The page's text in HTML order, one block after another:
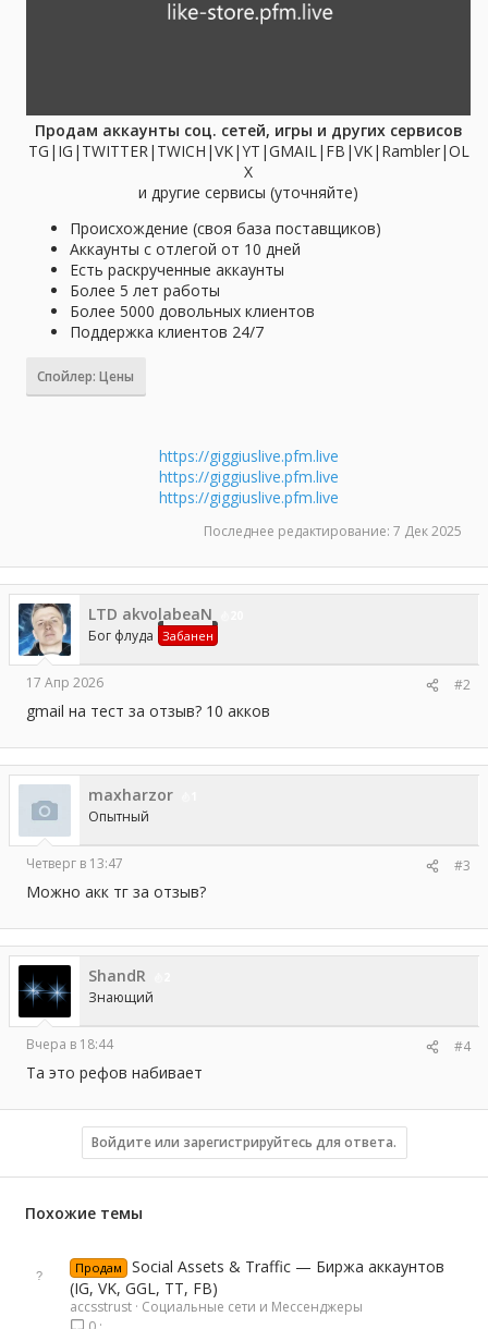
Продам аккаунты соц. сетей, игры и других сервисов
TG|IG|TWITTER|TWICH|VK|YT|GMAIL|FB|VK|Rambler|OL
X
и другие сервисы (уточняйте)​
Происхождение (своя база поставщиков)
Аккаунты с отлегой от 10 дней
Есть раскрученные аккаунты
Более 5 лет работы
Более 5000 довольных клиентов
Поддержка клиентов 24/7
Спойлер: Цены
https://giggiuslive.pfm.live
https://giggiuslive.pfm.live
https://giggiuslive.pfm.live
Последнее редактирование: 7 Дек 2025
LTD akvolabeaN
Бог флуда Забанен
17 Апр 2026 #2
gmail на тест за отзыв? 10 акков
maxharzor
Опытный
Четверг в 13:47 #3
Можно акк тг за отзыв?
ShandR
Знающий
Вчера в 18:44 #4
Та это рефов набивает
Войдите или зарегистрируйтесь для ответа.
Похожие темы
Продам
Social Assets & Traffic — Биржа аккаунтов
(IG, VK, GGL, TT, FB)
accsstrust Социальные сети и Мессенджеры